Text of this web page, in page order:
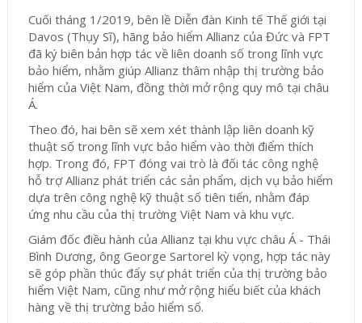
Cuối tháng 1/2019, bên lề Diễn đàn Kinh tế Thế giới tại
Davos (Thụy Sĩ), hãng bảo hiểm Allianz của Đức và FPT
đã ký biên bản hợp tác về liên doanh số trong lĩnh vực
bảo hiểm, nhằm giúp Allianz thâm nhập thị trường bảo
hiểm của Việt Nam, đồng thời mở rộng quy mô tại châu
Á.
Theo đó, hai bên sẽ xem xét thành lập liên doanh kỹ
thuật số trong lĩnh vực bảo hiểm vào thời điểm thích
hợp. Trong đó, FPT đóng vai trò là đối tác công nghệ
hỗ trợ Allianz phát triển các sản phẩm, dịch vụ bảo hiểm
dựa trên công nghệ kỹ thuật số tiên tiến, nhằm đáp
ứng nhu cầu của thị trường Việt Nam và khu vực.
Giám đốc điều hành của Allianz tại khu vực châu Á - Thái
Bình Dương, ông George Sartorel kỳ vọng, hợp tác này
sẽ góp phần thúc đẩy sự phát triển của thị trường bảo
hiểm Việt Nam, cũng như mở rộng hiểu biết của khách
hàng về thị trường bảo hiểm số.